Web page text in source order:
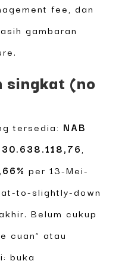
fee, dan
gambaran
singkat (no
tersedia: NAB
30.638.118,76
per 13-Mei-
to-slightly-down
Belum cukup
cuan” atau
buka